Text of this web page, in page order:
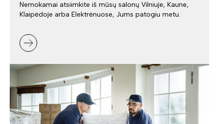
Nemokamai atsiimkite iš mūsų salonų Vilniuje, Kaune,
Klaipėdoje arba Elektrėnuose, Jums patogiu metu.